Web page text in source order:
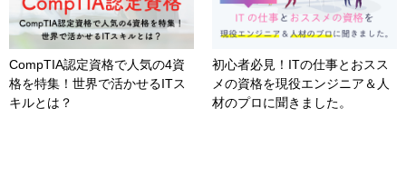
CompTIA認定資格で人気の4資
格を特集！世界で活かせるITス
キルとは？
初心者必見！ITの仕事とおスス
メの資格を現役エンジニア＆人
材のプロに聞きました。